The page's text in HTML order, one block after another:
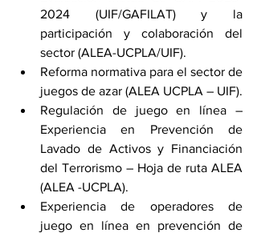
2024 (UIF/GAFILAT) y la
participación y colaboración del
sector (ALEA-UCPLA/UIF).
Reforma normativa para el sector de
juegos de azar (ALEA UCPLA – UIF).
Regulación de juego en línea –
Experiencia en Prevención de
Lavado de Activos y Financiación
del Terrorismo – Hoja de ruta ALEA
(ALEA -UCPLA).
Experiencia de operadores de
juego en línea en prevención de